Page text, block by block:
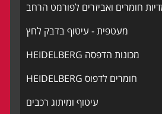
חומרים ואביזרים לפורמט הרחב
מעטפית - עיטוף בדבק לחץ
מכונות הדפסה HEIDELBERG
חומרים לדפוס HEIDELBERG
עיטוף ומיתוג רכבים